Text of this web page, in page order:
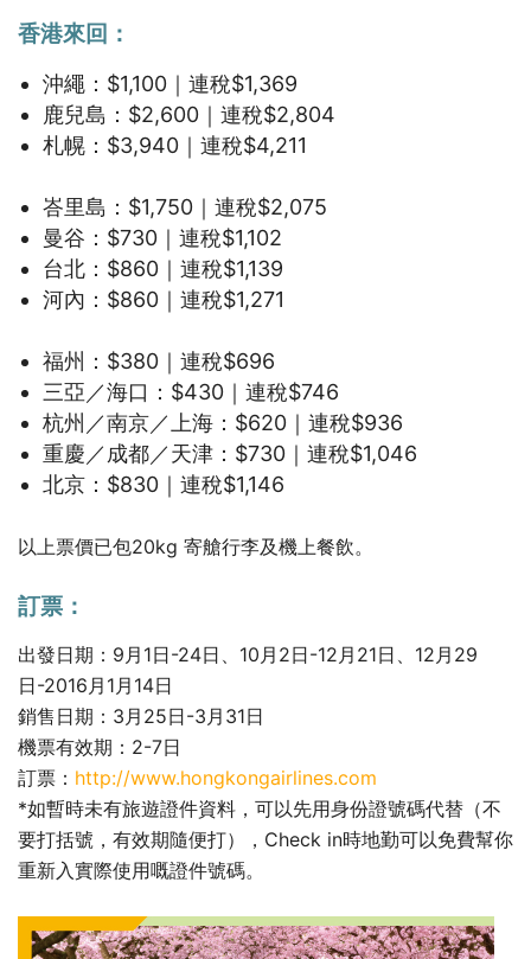
香港來回：
沖繩：$1,100｜連稅$1,369
鹿兒島：$2,600｜連稅$2,804
札幌：$3,940｜連稅$4,211
峇里島：$1,750｜連稅$2,075
曼谷：$730｜連稅$1,102
台北：$860｜連稅$1,139
河內：$860｜連稅$1,271
福州：$380｜連稅$696
三亞／海口：$430｜連稅$746
杭州／南京／上海：$620｜連稅$936
重慶／成都／天津：$730｜連稅$1,046
北京：$830｜連稅$1,146
以上票價已包20kg 寄艙行李及機上餐飲。
訂票：
出發日期：9月1日-24日、10月2日-12月21日、12月29
日-2016月1月14日
銷售日期：3月25日-3月31日
機票有效期：2-7日
訂票： http://www.hongkongairlines.com
*如暫時未有旅遊證件資料，可以先用身份證號碼代替（不
要打括號，有效期隨便打），Check in時地勤可以免費幫你
重新入實際使用嘅證件號碼。